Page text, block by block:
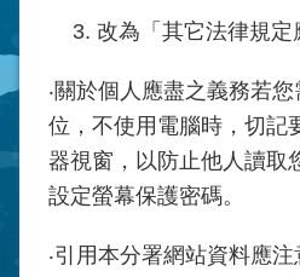
改為「其它法律規定
‧關於個人應盡之義務若
位，不使用電腦時，切記
器視窗，以防止他人讀取
設定螢幕保護密碼。
‧引用本分署網站資料應注